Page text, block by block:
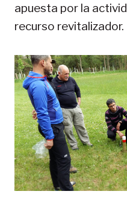
apuesta por la
recurso revitalizador.